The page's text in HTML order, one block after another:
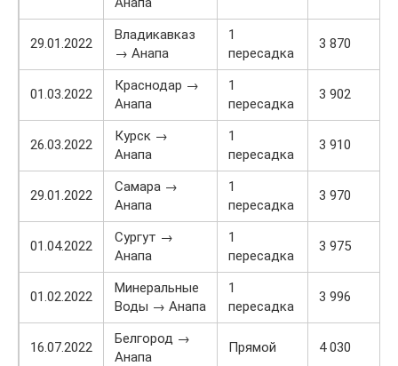
29.01.2022
Владикавказ
→ Анапа
1
пересадка
3 870
01.03.2022
Краснодар →
Анапа
1
пересадка
3 902
26.03.2022
Курск →
Анапа
1
пересадка
3 910
29.01.2022
Самара →
Анапа
1
пересадка
3 970
01.04.2022
Сургут →
Анапа
1
пересадка
3 975
01.02.2022
Минеральные
Воды → Анапа
1
пересадка
3 996
16.07.2022
Белгород →
Анапа
Прямой 4 030